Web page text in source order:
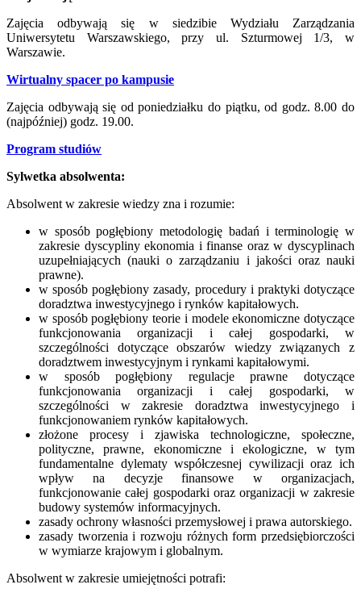
Zajęcia odbywają się w siedzibie Wydziału Zarządzania
Uniwersytetu Warszawskiego, przy ul. Szturmowej 1/3, w
Warszawie.
Wirtualny spacer po kampusie
Zajęcia odbywają się od poniedziałku do piątku, od godz. 8.00 do
(najpóźniej) godz. 19.00.
Program studiów
Sylwetka absolwenta:
Absolwent w zakresie wiedzy zna i rozumie:
w sposób pogłębiony metodologię badań i terminologię w
zakresie dyscypliny ekonomia i finanse oraz w dyscyplinach
uzupełniających (nauki o zarządzaniu i jakości oraz nauki
prawne).
w sposób pogłębiony zasady, procedury i praktyki dotyczące
doradztwa inwestycyjnego i rynków kapitałowych.
w sposób pogłębiony teorie i modele ekonomiczne dotyczące
funkcjonowania organizacji i całej gospodarki, w
szczególności dotyczące obszarów wiedzy związanych z
doradztwem inwestycyjnym i rynkami kapitałowymi.
w sposób pogłębiony regulacje prawne dotyczące
funkcjonowania organizacji i całej gospodarki, w
szczególności w zakresie doradztwa inwestycyjnego i
funkcjonowaniem rynków kapitałowych.
złożone procesy i zjawiska technologiczne, społeczne,
polityczne, prawne, ekonomiczne i ekologiczne, w tym
fundamentalne dylematy współczesnej cywilizacji oraz ich
wpływ na decyzje finansowe w organizacjach,
funkcjonowanie całej gospodarki oraz organizacji w zakresie
budowy systemów informacyjnych.
zasady ochrony własności przemysłowej i prawa autorskiego.
zasady tworzenia i rozwoju różnych form przedsiębiorczości
w wymiarze krajowym i globalnym.
Absolwent w zakresie umiejętności potrafi: